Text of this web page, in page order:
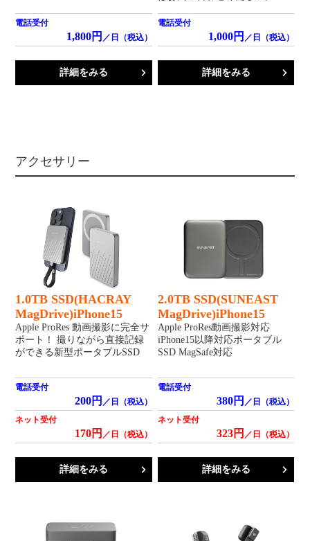
電話受付
1,800円 ／日（税込）
詳細をみる
電話受付
1,000円 ／日（税込）
詳細をみる
アクセサリー
1.0TB SSD(HACRAY
MagDrive)iPhone15
Apple ProRes 動画撮影に完全サ
ポート！ 撮りながら直接記録
ができる新型ポータブルSSD
電話受付
200円 ／日（税込）
ネット受付
170円 ／日（税込）
詳細をみる
2.0TB SSD(SUNEAST
MagDrive)iPhone15
Apple ProRes動画撮影対応
iPhone15以降対応ポータブル
SSD MagSafe対応
電話受付
380円 ／日（税込）
ネット受付
323円 ／日（税込）
詳細をみる